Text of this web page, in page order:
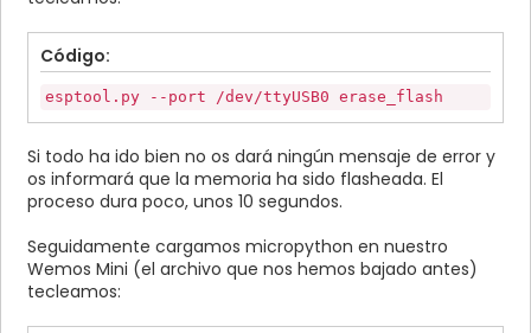
Código:
esptool.py --port /dev/ttyUSB0 erase_flash
Si todo ha ido bien no os dará ningún mensaje de error y
os informará que la memoria ha sido flasheada. El
proceso dura poco, unos 10 segundos.
Seguidamente cargamos micropython en nuestro
Wemos Mini (el archivo que nos hemos bajado antes)
tecleamos: